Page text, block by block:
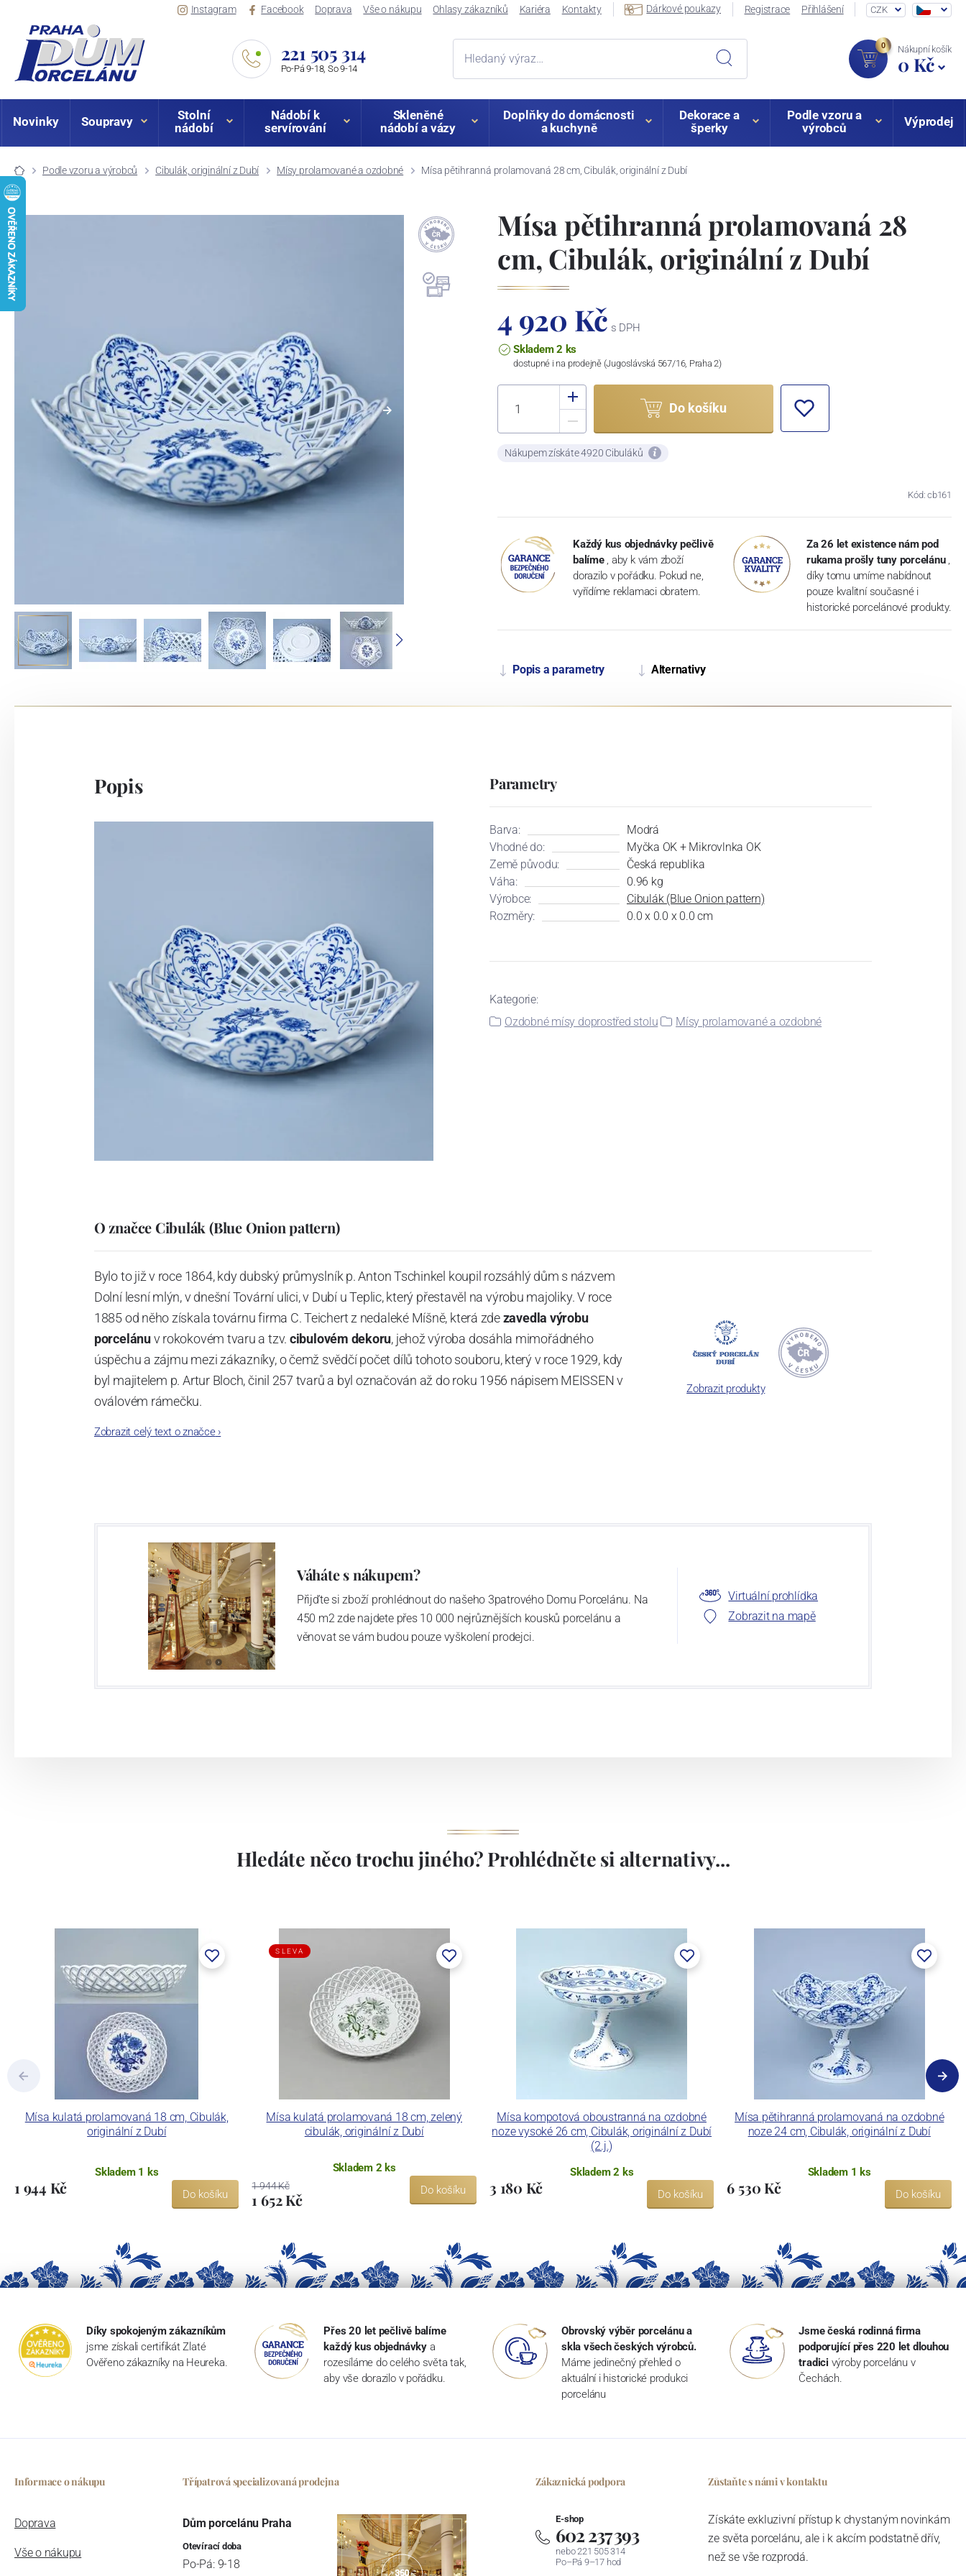
Instagram Facebook Doprava Vše o nákupu Ohlasy zákazníků Kariéra Kontakty Dárkové poukazy Registrace Přihlášení CZK
221 505 314
Po-Pá 9-18, So 9-14
0 Nákupní košík
0 Kč
Novinky Soupravy
Stolní
nádobí
Nádobí k
servírování
Skleněné
nádobí a vázy
Doplňky do domácnosti
a kuchyně
Dekorace a
šperky
Podle vzoru a
výrobců
Výprodej
Podle vzoru a výrobců Cibulák, originální z Dubí Mísy prolamované a ozdobné Mísa pětihranná prolamovaná 28 cm, Cibulák, originální z Dubí
Mísa pětihranná prolamovaná 28
cm, Cibulák, originální z Dubí
4 920 Kč s DPH
Skladem 2 ks
dostupné i na prodejně (Jugoslávská 567/16, Praha 2)
Do košíku
Nákupem získáte 4920 Cibuláků
Kód: cb161
Každý kus objednávky pečlivě
balíme , aby k vám zboží
dorazilo v pořádku. Pokud ne,
vyřídíme reklamaci obratem.
Za 26 let existence nám pod
rukama prošly tuny porcelánu ,
díky tomu umíme nabídnout
pouze kvalitní současné i
historické porcelánové produkty.
Popis a parametry Alternativy
Popis Parametry
Barva:
Modrá
Vhodné do:
Myčka OK + Mikrovlnka OK
Země původu:
Česká republika
Váha:
0.96 kg
Výrobce:
Cibulák (Blue Onion pattern)
Rozměry:
0.0 x 0.0 x 0.0 cm
Kategorie:
Ozdobné mísy doprostřed stolu
Mísy prolamované a ozdobné
O značce Cibulák (Blue Onion pattern)
Bylo to již v roce 1864, kdy dubský průmyslník p. Anton Tschinkel koupil rozsáhlý dům s názvem
Dolní lesní mlýn, v dnešní Tovární ulici, v Dubí u Teplic, který přestavěl na výrobu majoliky. V roce
1885 od něho získala továrnu firma C. Teichert z nedaleké Míšně, která zdezavedla výrobu
porcelánuv rokokovém tvaru a tzv. cibulovém dekoru, jehož výroba dosáhla mimořádného
úspěchu a zájmu mezi zákazníky, o čemž svědčí počet dílů tohoto souboru, který v roce 1929, kdy
byl majitelem p. Artur Bloch, činil 257 tvarů a byl označován až do roku 1956 nápisem MEISSEN v
oválovém rámečku.
Dnes, kdy čtete tento úvod, nese firma název
Zobrazit celý text o značce›
Zobrazit produkty
Váháte s nákupem?
Přijďte si zboží prohlédnout do našeho 3patrového Domu Porcelánu. Na
450 m2 zde najdete přes 10 000 nejrůznějších kousků porcelánu a
věnovat se vám budou pouze vyškolení prodejci.
Virtuální prohlídka
Zobrazit na mapě
Hledáte něco trochu jiného? Prohlédněte si alternativy...
Mísa kulatá prolamovaná 18 cm, Cibulák,
originální z Dubí
Skladem 1 ks
1 944 Kč Do košíku
Mísa kulatá prolamovaná 18 cm, zelený
cibulák, originální z Dubí
SLEVA
Skladem 2 ks
1 944 Kč
1 652 Kč
Do košíku
Mísa kompotová oboustranná na ozdobné
noze vysoké 26 cm, Cibulák, originální z Dubí
(2.j.)
Skladem 2 ks
3 180 Kč Do košíku
Mísa pětihranná prolamovaná na ozdobné
noze 24 cm, Cibulák, originální z Dubí
Skladem 1 ks
6 530 Kč Do košíku
Díky spokojeným zákazníkům
jsme získali certifikát Zlaté
Ověřeno zákazníky na Heureka.
Přes 20 let pečlivě balíme
každý kus objednávky a
rozesíláme do celého světa tak,
aby vše dorazilo v pořádku.
Obrovský výběr porcelánu a
skla všech českých výrobců.
Máme jedinečný přehled o
aktuální i historické produkci
porcelánu
Jsme česká rodinná firma
podporující přes 220 let dlouhou
tradici výroby porcelánu v
Čechách.
Informace o nákupu
Doprava
Vše o nákupu
Třípatrová specializovaná prodejna
Dům porcelánu Praha
Otevírací doba
Po-Pá: 9-18
Zákaznická podpora
E-shop
602 237 393
nebo 221 505 314
Po–Pá 9–17 hod
Zůstaňte s námi v kontaktu
Získáte exkluzivní přístup k chystaným novinkám
ze světa porcelánu, ale i k akcím podstatně dřív,
než se vše rozprodá.